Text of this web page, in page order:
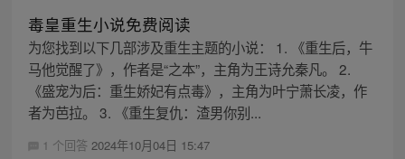
毒皇重生小说免费阅读
为您找到以下几部涉及重生主题的小说： 1. 《重生后，牛
马他觉醒了》，作者是“之本”，主角为王诗允秦凡。 2.
《盛宠为后：重生娇妃有点毒》，主角为叶宁萧长凌，作
者为芭拉。 3. 《重生复仇：渣男你别...
1 个回答 2024年10月04日 15:47